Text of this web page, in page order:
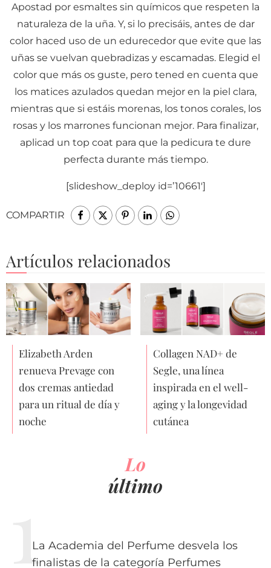
Apostad por esmaltes sin químicos que respeten la
naturaleza de la uña. Y, si lo precisáis, antes de dar
color haced uso de un edurecedor que evite que las
uñas se vuelvan quebradizas y escamadas. Elegid el
color que más os guste, pero tened en cuenta que
los matices azulados quedan mejor en la piel clara,
mientras que si estáis morenas, los tonos corales, los
rosas y los marrones funcionan mejor. Para finalizar,
aplicad un top coat para que la pedicura te dure
perfecta durante más tiempo.
[slideshow_deploy id=’10661′]
COMPARTIR
Artículos relacionados
Elizabeth Arden
renueva Prevage con
dos cremas antiedad
para un ritual de día y
noche
Collagen NAD+ de
Segle, una línea
inspirada en el well-
aging y la longevidad
cutánea
Lo
último
La Academia del Perfume desvela los
finalistas de la categoría Perfumes